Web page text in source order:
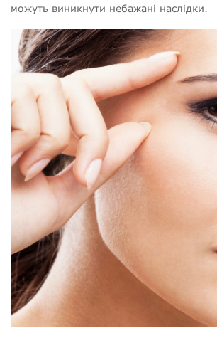
можуть виникнути небажані наслідки.